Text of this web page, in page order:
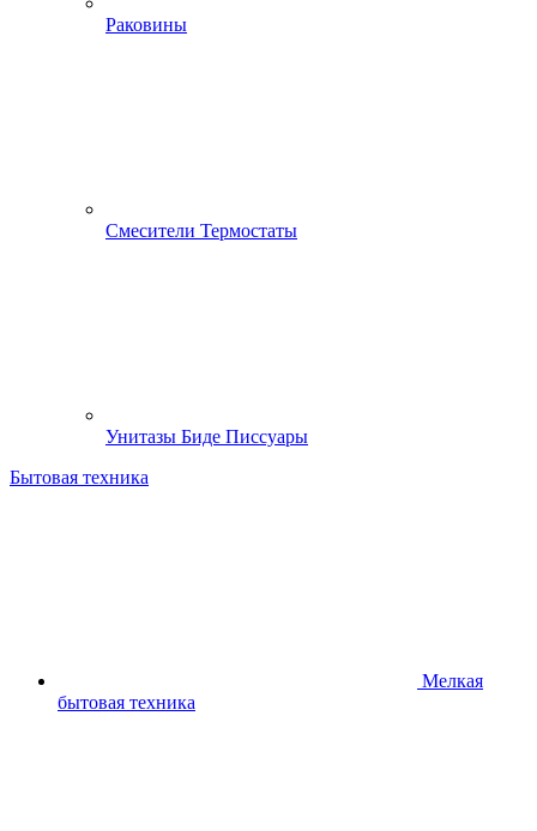
Раковины
Смесители Термостаты
Унитазы Биде Писсуары
Бытовая техника
Мелкая
бытовая техника